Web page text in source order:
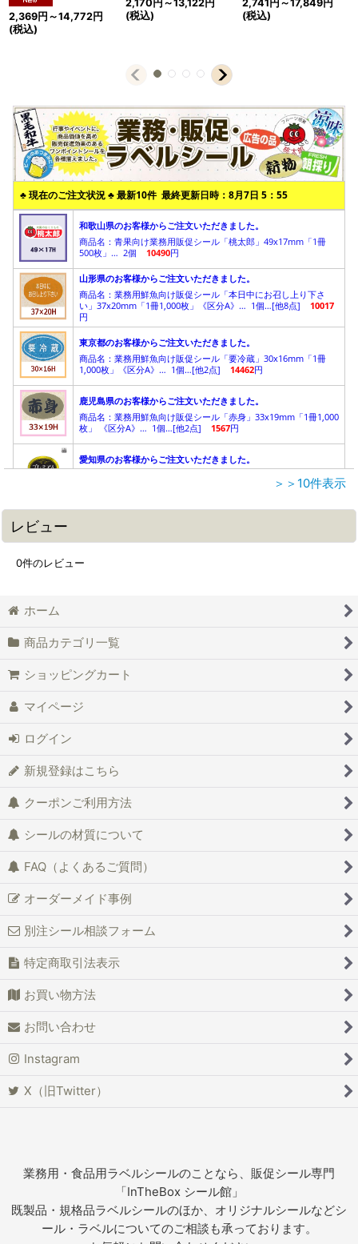
2,369円 ～14,772円
(税込)
2,170 円 ～13,122円
(税込)
2,741 円 ～17,849円
(税込)
＞＞10件表示
レビュー
0件のレビュー
ホーム
商品カテゴリ一覧
ショッピングカート
マイページ
ログイン
新規登録はこちら
クーポンご利用方法
シールの材質について
FAQ（よくあるご質問）
オーダーメイド事例
別注シール相談フォーム
特定商取引法表示
お買い物方法
お問い合わせ
Instagram
X（旧Twitter）
業務用・食品用ラベルシールのことなら、販促シール専門
「InTheBox シール館」
既製品・規格品ラベルシールのほか、オリジナルシールなどシ
ール・ラベルについてのご相談も承っております。